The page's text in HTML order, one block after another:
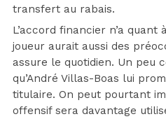
transfert au rabais.
L’accord financier n’a
joueur aurait aussi des
assure le quotidien. Un peu
qu’André Villas-Boas lui
titulaire. On peut pourtant
offensif sera davantage